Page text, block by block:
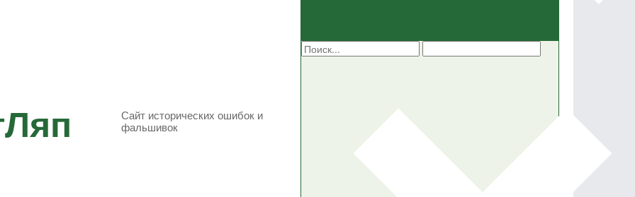
Сайт исторических ошибок и
фальшивок